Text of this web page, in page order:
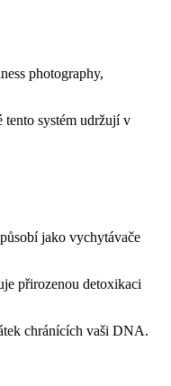
tento systém udržují v
jako vychytávače
přirozenou detoxikaci
chránících vaši DNA.